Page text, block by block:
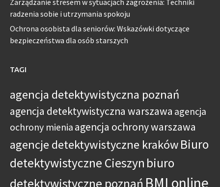
radzenia sobie i utrzymania spokoju
Ochrona osobista dla seniorów: Wskazówki dotyczące
bezpieczeństwa dla osób starszych
TAGI
agencja detektywistyczna poznań
agencja detektywistyczna warszawa agencja
ochrony mienia agencja ochrony warszawa
agencje detektywistyczne krakówBiuro
detektywistyczne Cieszyn biuro
detektywistyczne poznań BMI online